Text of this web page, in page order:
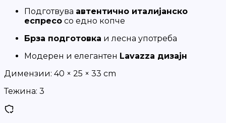
Подготвува автентично италијанско
еспресо со едно копче
Брза подготовка и лесна употреба
Модерен и елегантен Lavazza дизајн
Димензии: 40 × 25 × 33 cm
Тежина: 3